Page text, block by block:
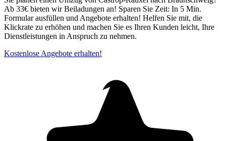
Ab 33€ bieten wir Beiladungen an! Sparen Sie Zeit: In 5 Min.
Formular ausfüllen und Angebote erhalten! Helfen Sie mit, die
Klickrate zu erhöhen und machen Sie es Ihren Kunden leicht, Ihre
Dienstleistungen in Anspruch zu nehmen.
Kostenlose Angebote erhalten!